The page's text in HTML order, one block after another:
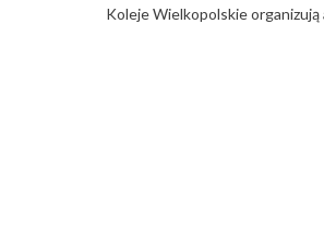
Koleje Wielkopolskie